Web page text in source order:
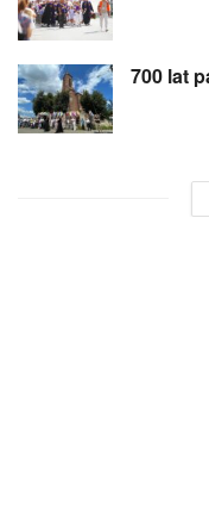
700 lat